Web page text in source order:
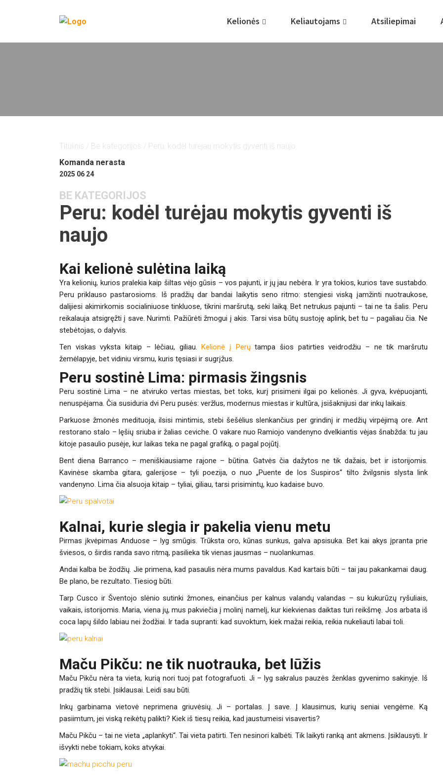
Kelionės Keliautojams Atsiliepimai
Titulinis / Be kategorijos / Peru: kodėl turėjau mokytis gyventi iš naujo
Komanda nerasta
2025 06 24
BE KATEGORIJOS
Peru: kodėl turėjau mokytis gyventi iš
naujo
Kai kelionė sulėtina laiką
Yra kelionių, kurios pralekia kaip šiltas vėjo gūsis – vos pajunti, ir jų jau nebėra. Ir yra tokios, kurios tave sustabdo.
Peru priklauso pastarosioms. Iš pradžių dar bandai laikytis seno ritmo: stengiesi viską įamžinti nuotraukose,
dalijiesi akimirkomis socialiniuose tinkluose, tikrini maršrutą, seki laiką. Bet netrukus pajunti – tai ne ta šalis. Peru
reikalauja atsigręžti į save. Nurimti. Pažiūrėti žmogui į akis. Tarsi visa būtų sustoję aplink, bet tu – pagaliau čia. Ne
stebėtojas, o dalyvis.
Ten viskas vyksta kitaip – lėčiau, giliau.Kelionė į Perųtampa šios patirties veidrodžiu – ne tik maršrutu
žemėlapyje, bet vidiniu virsmu, kuris tęsiasi ir sugrįžus.
Peru sostinė Lima: pirmasis žingsnis
Peru sostinė Lima – ne atviruko vertas miestas, bet toks, kurį prisimeni ilgai po kelionės. Ji gyva, kvėpuojanti,
nenuspėjama. Čia susiduria dvi Peru pusės: veržlus, modernus miestas ir kultūra, įsišaknijusi dar inkų laikais.
Parkuose žmonės medituoja, ilsisi mintimis, stebi šešėlius slenkančius per grindinį ir medžių virpėjimą ore. Ant
restorano stalo – lęšių sriuba ir žalias ceviche. O vakare nuo Ramiojo vandenyno dvelkiantis vėjas šnabžda: tu jau
kitoje pasaulio pusėje, kur laikas teka ne pagal grafiką, o pagal pojūtį.
Bent diena Barranco – meniškiausiame rajone – būtina. Gatvės čia dažytos ne tik dažais, bet ir istorijomis.
Kavinėse skamba gitara, galerijose – tyli poezija, o nuo „Puente de los Suspiros“ tilto žvilgsnis slysta link
vandenyno. Lima čia alsuoja kitaip – tyliai, giliau, tarsi prisimintų, kuo kadaise buvo.
Kalnai, kurie slegia ir pakelia vienu metu
Pirmas įkvėpimas Anduose – lyg smūgis. Trūksta oro, kūnas sunkus, galva apsisuka. Bet kai akys įpranta prie
šviesos, o širdis randa savo ritmą, pasilieka tik vienas jausmas – nuolankumas.
Andai kalba be žodžių. Jie primena, kad pasaulis nėra mums pavaldus. Kad kartais būti – tai jau pakankamai daug.
Be plano, be rezultato. Tiesiog būti.
Tarp Cusco ir Šventojo slėnio sutinki žmones, einančius per kalnus valandų valandas – su kukurūzų ryšuliais,
vaikais, istorijomis. Maria, viena jų, mus pakviečia į molinį namelį, kur kiekvienas daiktas turi reikšmę. Jos arbata iš
coca lapų šildo labiau nei žodžiai. Ir tada supranti: kad suvoktum, kiek mažai reikia, reikia nukeliauti labai toli.
Maču Pikču: ne tik nuotrauka, bet lūžis
Maču Pikču nėra ta vieta, kurią nori tuoj pat fotografuoti. Ji – lyg sakralus pauzės ženklas gyvenimo sakinyje. Iš
pradžių tik stebi. Įsiklausai. Leidi sau būti.
Inkų garbinama vietovėneprimena griuvėsių. Ji – portalas. Į save. Į klausimus, kurių seniai vengėme. Ką
pasiimtum, jei viską reikėtų palikti? Kiek iš tiesų reikia, kad jaustumeisi visavertis?
Maču Pikču – tai ne vieta „aplankyti“. Tai vieta patirti. Ten nesinori kalbėti. Tik laikyti ranką ant akmens. Įsiklausyti. Ir
išvykti nebe tokiam, koks atvykai.